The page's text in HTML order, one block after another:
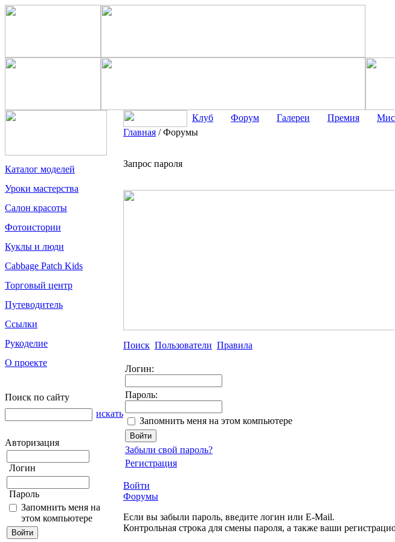
Каталог моделей
Уроки мастерства
Салон красоты
Фотоистории
Куклы и люди
Cabbage Patch Kids
Торговый центр
Путеводитель
Ссылки
Рукоделие
О проекте
Поиск по сайту
искать
Авторизация
Логин
Пароль
Запомнить меня на
этом компьютере
Клуб Форум Галереи Премия
Главная /Форумы
Запрос пароля
Поиск Пользователи Правила
Логин:
Пароль:
Запомнить меня на этом компьютере
Забыли свой пароль?
Регистрация
Войти
Форумы
Если вы забыли пароль, введите логин или E-Mail.
Контрольная строка для смены пароля, а также ваши